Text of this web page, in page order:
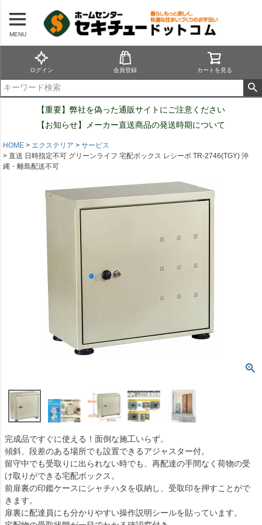
MENU
ログイン 会員登録 カートを見る
【重要】弊社を偽った通販サイトにご注意ください
【お知らせ】メーカー直送商品の発送時期について
HOME エクステリア
サービス
直送 日時指定不可 グリーンライフ 宅配ボックス レシーボ TR-2746(TGY) 沖
縄・離島配送不可
完成品ですぐに使える！面倒な施工いらず。
傾斜、段差のある場所でも設置できるアジャスター付。
留守中でも受取りに出られない時でも、再配達の手間なく荷物の受
け取りができる宅配ボックス。
前扉裏の印鑑ケースにシャチハタを収納し、受取印を押すことがで
きます。
扉裏に配達員にも分かりやすい操作説明シールを貼っています。